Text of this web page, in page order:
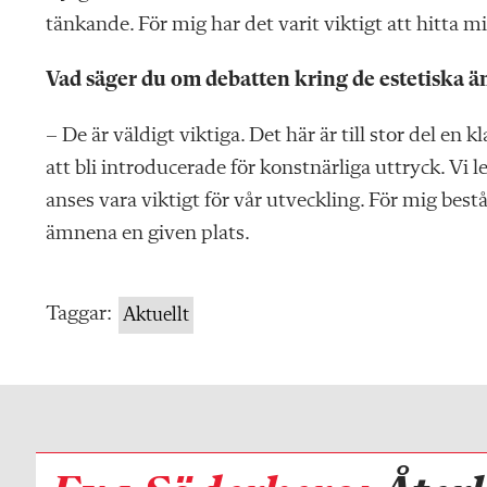
tänkande. För mig har det varit viktigt att hitta
Vad säger du om debatten kring de estetiska
– De är väldigt viktiga. Det här är till stor del en
att bli introducerade för konstnärliga uttryck. Vi
anses vara viktigt för vår utveckling. För mig
ämnena en given plats.
Taggar: Aktuellt